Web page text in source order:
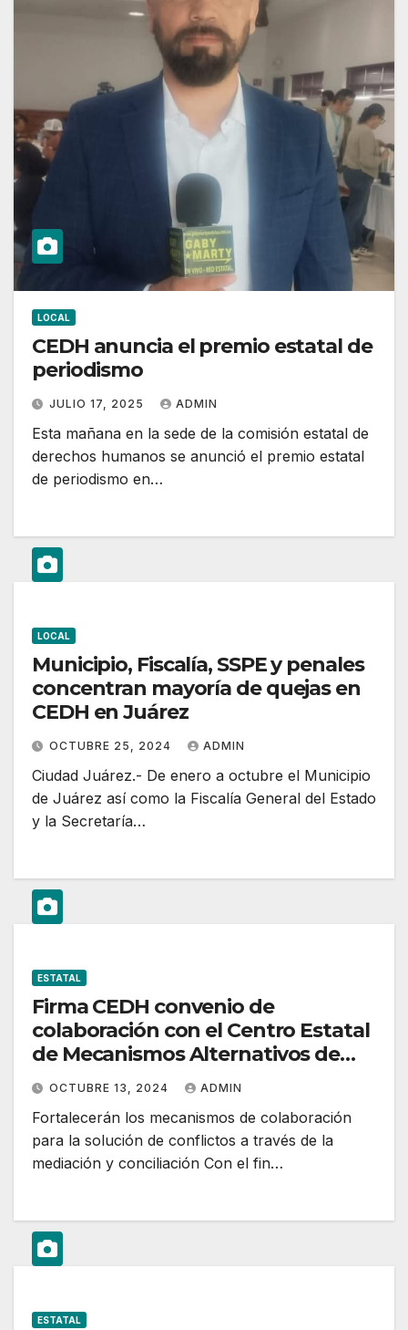
LOCAL
CEDH anuncia el premio estatal de
periodismo
JULIO 17, 2025 ADMIN
Esta mañana en la sede de la comisión estatal de
derechos humanos se anunció el premio estatal
de periodismo en…
LOCAL
Municipio, Fiscalía, SSPE y penales
concentran mayoría de quejas en
CEDH en Juárez
OCTUBRE 25, 2024 ADMIN
Ciudad Juárez.- De enero a octubre el Municipio
de Juárez así como la Fiscalía General del Estado
y la Secretaría…
ESTATAL
Firma CEDH convenio de
colaboración con el Centro Estatal
de Mecanismos Alternativos de
Solución de Controversias en
Materia Penal
OCTUBRE 13, 2024 ADMIN
Fortalecerán los mecanismos de colaboración
para la solución de conflictos a través de la
mediación y conciliación Con el fin…
ESTATAL